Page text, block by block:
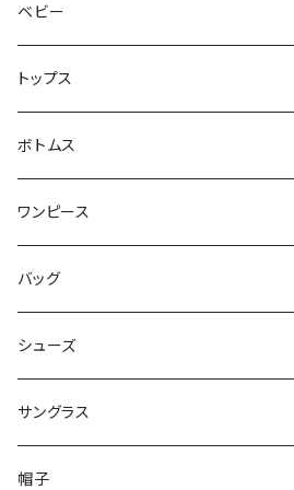
ベビー
トップス
ボトムス
ワンピース
バッグ
シューズ
サングラス
帽子